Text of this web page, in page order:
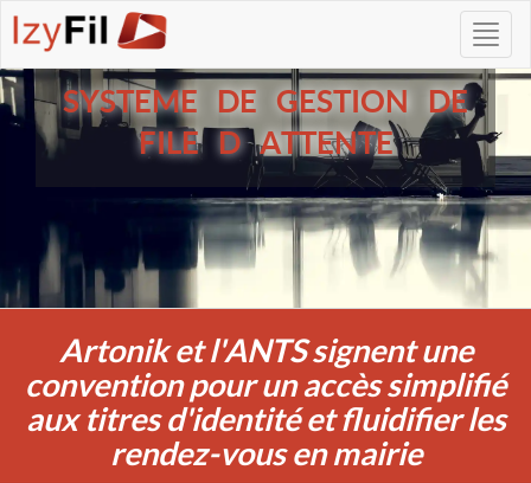
SYSTEME DE GESTION DE
FILE D ATTENTE
Artonik et l'ANTS signent une
convention pour un accès simplifié
aux titres d'identité et fluidifier les
rendez-vous en mairie